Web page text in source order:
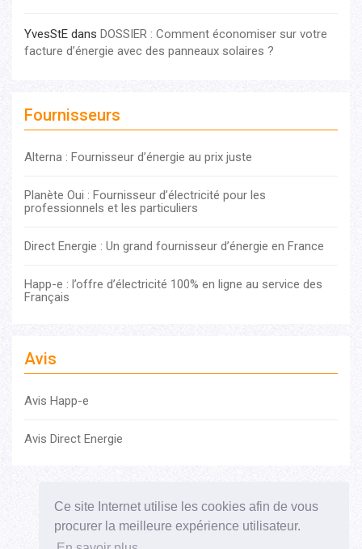
Ce site Internet utilise les cookies afin de vous
procurer la meilleure expérience utilisateur.
YvesStE dans DOSSIER : Comment économiser sur votre
facture d’énergie avec des panneaux solaires ?
Fournisseurs
Alterna : Fournisseur d’énergie au prix juste
Planète Oui : Fournisseur d’électricité pour les
professionnels et les particuliers
Direct Energie : Un grand fournisseur d’énergie en France
Happ-e : l’offre d’électricité 100% en ligne au service des
Français
Avis
Avis Happ-e
Avis Direct Energie
Comparatif Gaz + Electricité
Déménagement, le changement de contrat EDF